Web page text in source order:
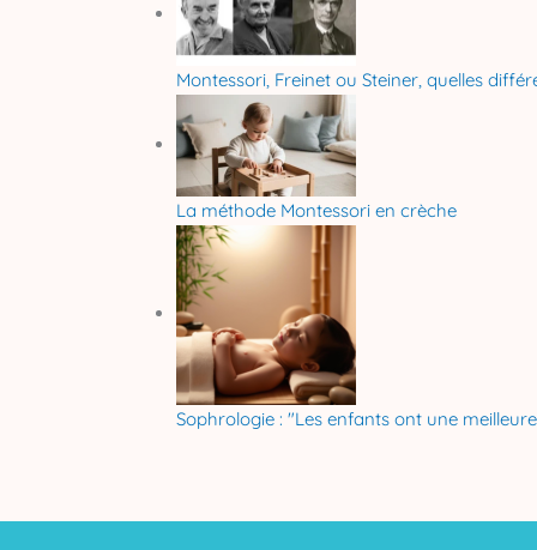
Montessori, Freinet ou Steiner, quelles
La méthode Montessori en crèche
Sophrologie : "Les enfants ont une